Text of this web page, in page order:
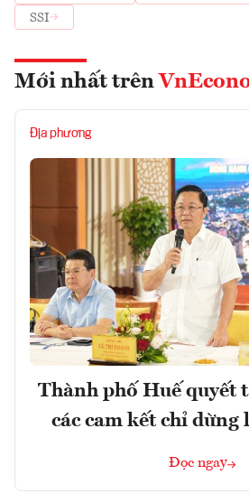
SSI
Mới nhất trên
Địa phương
Thành phố Huế quyết
các cam kết chỉ dừng
Đọc ngay